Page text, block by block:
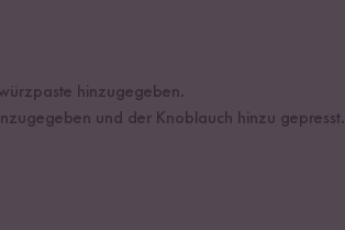
hinzugegeben.
und der Knoblauch hinzu gepresst.